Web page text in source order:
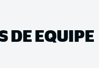
DE EQUIPE